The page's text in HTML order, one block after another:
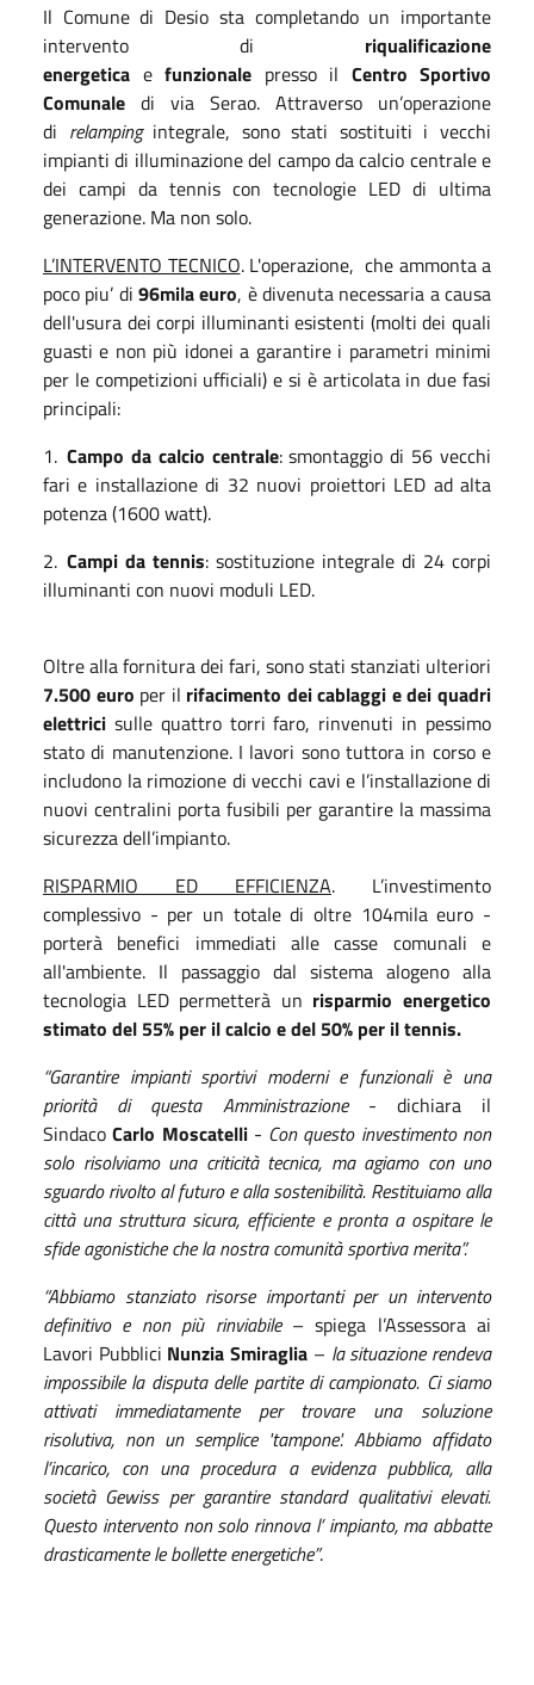
Il Comune di Desio sta completando un importante
intervento di riqualificazione
energetica e funzionale presso il Centro Sportivo
Comunale di via Serao. Attraverso un’operazione
di relampingintegrale, sono stati sostituiti i vecchi
impianti di illuminazione del campo da calcio centrale e
dei campi da tennis con tecnologie LED di ultima
generazione. Ma non solo.
L’INTERVENTO TECNICO. L'operazione, che ammonta a
poco piu’ di 96mila euro, è divenuta necessaria a causa
dell'usura dei corpi illuminanti esistenti (molti dei quali
guasti e non più idonei a garantire i parametri minimi
per le competizioni ufficiali) e si è articolata in due fasi
principali:
1. Campo da calcio centrale: smontaggio di 56 vecchi
fari e installazione di 32 nuovi proiettori LED ad alta
potenza (1600 watt).
2. Campi da tennis: sostituzione integrale di 24 corpi
illuminanti con nuovi moduli LED.
Oltre alla fornitura dei fari, sono stati stanziati ulteriori
7.500 euro per il rifacimento dei cablaggi e dei quadri
elettrici sulle quattro torri faro, rinvenuti in pessimo
stato di manutenzione. I lavori sono tuttora in corso e
includono la rimozione di vecchi cavi e l’installazione di
nuovi centralini porta fusibili per garantire la massima
sicurezza dell’impianto.
RISPARMIO ED EFFICIENZA. L’investimento
complessivo - per un totale di oltre 104mila euro -
porterà benefici immediati alle casse comunali e
all'ambiente. Il passaggio dal sistema alogeno alla
tecnologia LED permetterà un risparmio energetico
stimato del 55% per il calcio e del 50% per il tennis.
“Garantire impianti sportivi moderni e funzionali è una
priorità di questa Amministrazione- dichiara il
Sindaco Carlo Moscatelli - Con questo investimento non
solo risolviamo una criticità tecnica, ma agiamo con uno
sguardo rivolto al futuro e alla sostenibilità. Restituiamo alla
città una struttura sicura, efficiente e pronta a ospitare le
sfide agonistiche che la nostra comunità sportiva merita”.
“Abbiamo stanziato risorse importanti per un intervento
definitivo e non più rinviabile– spiega l’Assessora ai
Lavori Pubblici Nunzia Smiraglia – la situazione rendeva
impossibile la disputa delle partite di campionato. Ci siamo
attivati immediatamente per trovare una soluzione
risolutiva, non un semplice 'tampone'. Abbiamo affidato
l’incarico, con una procedura a evidenza pubblica, alla
società Gewiss per garantire standard qualitativi elevati.
Questo intervento non solo rinnova l’ impianto, ma abbatte
drasticamente le bollette energetiche”.